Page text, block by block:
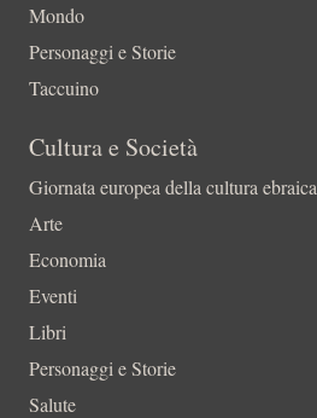
Mondo
Personaggi e Storie
Taccuino
Cultura e Società
Giornata europea della cultura ebraica
Arte
Economia
Eventi
Libri
Personaggi e Storie
Salute